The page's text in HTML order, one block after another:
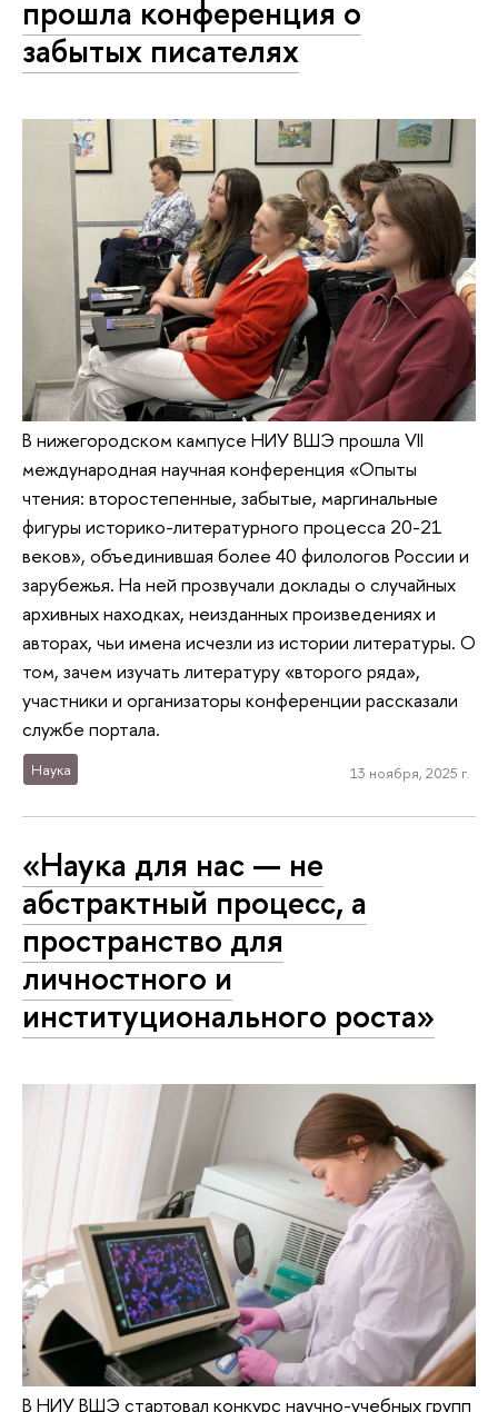
прошла конференция о
забытых писателях
В нижегородском кампусе НИУ ВШЭ прошла VII
международная научная конференция «Опыты
чтения: второстепенные, забытые, маргинальные
фигуры историко-литературного процесса 20-21
веков», объединившая более 40 филологов России и
зарубежья. На ней прозвучали доклады о случайных
архивных находках, неизданных произведениях и
авторах, чьи имена исчезли из истории литературы. О
том, зачем изучать литературу «второго ряда»,
участники и организаторы конференции рассказали
службе портала.
Наука 13 ноября, 2025 г.
«Наука для нас — не
абстрактный процесс, а
пространство для
личностного и
институционального роста»
В НИУ ВШЭ стартовал конкурс научно-учебных групп